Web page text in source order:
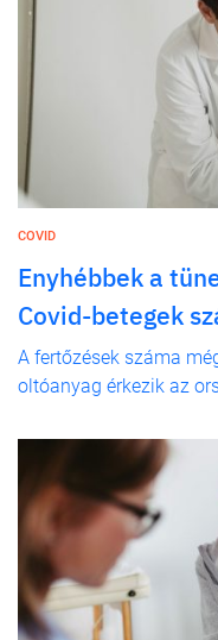
COVID
Enyhébbek a
Covid-betegek
A fertőzések száma
oltóanyag érkezik az